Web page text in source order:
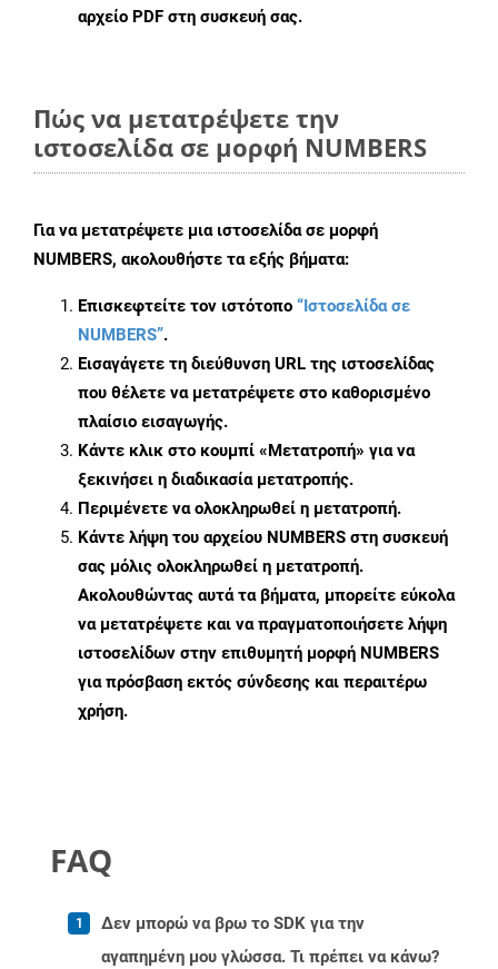
αρχείο PDF στη συσκευή σας.
Πώς να μετατρέψετε την
ιστοσελίδα σε μορφή NUMBERS
Για να μετατρέψετε μια ιστοσελίδα σε μορφή
NUMBERS, ακολουθήστε τα εξής βήματα:
Επισκεφτείτε τον ιστότοπο “Ιστοσελίδα σε
NUMBERS”.
Εισαγάγετε τη διεύθυνση URL της ιστοσελίδας
που θέλετε να μετατρέψετε στο καθορισμένο
πλαίσιο εισαγωγής.
Κάντε κλικ στο κουμπί «Μετατροπή» για να
ξεκινήσει η διαδικασία μετατροπής.
Περιμένετε να ολοκληρωθεί η μετατροπή.
Κάντε λήψη του αρχείου NUMBERS στη συσκευή
σας μόλις ολοκληρωθεί η μετατροπή.
Ακολουθώντας αυτά τα βήματα, μπορείτε εύκολα
να μετατρέψετε και να πραγματοποιήσετε λήψη
ιστοσελίδων στην επιθυμητή μορφή NUMBERS
για πρόσβαση εκτός σύνδεσης και περαιτέρω
χρήση.
FAQ
Δεν μπορώ να βρω το SDK για την
αγαπημένη μου γλώσσα. Τι πρέπει να κάνω?